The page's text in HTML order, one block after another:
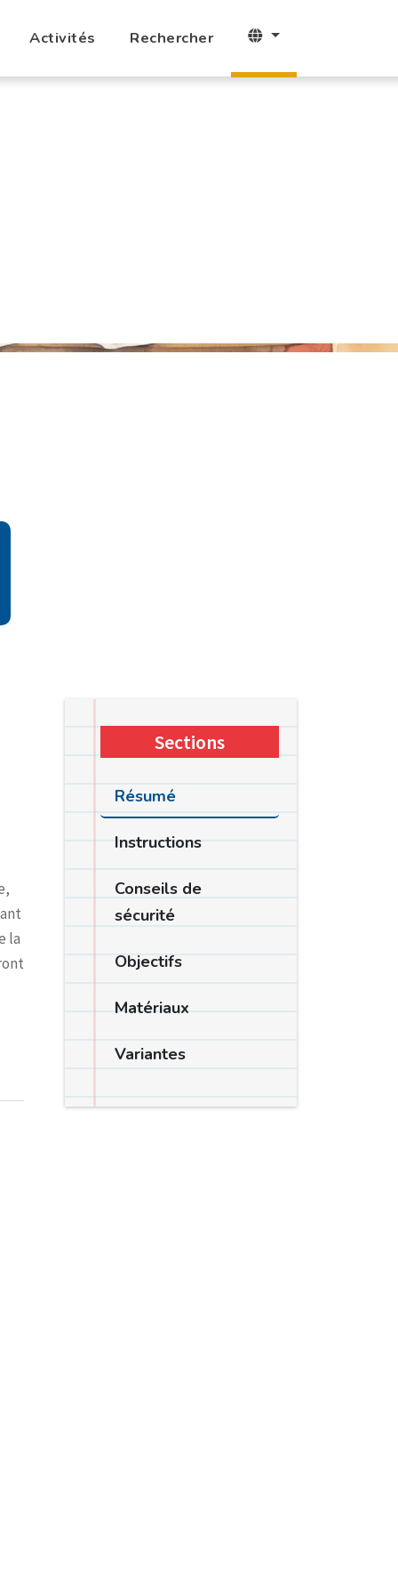
Activités Rechercher
la
Sections
Résumé
Instructions
Conseils de
sécurité
Objectifs
Matériaux
Variantes